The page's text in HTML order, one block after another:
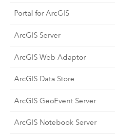
Portal for ArcGIS
ArcGIS Server
ArcGIS Web Adaptor
ArcGIS Data Store
ArcGIS GeoEvent Server
ArcGIS Notebook Server